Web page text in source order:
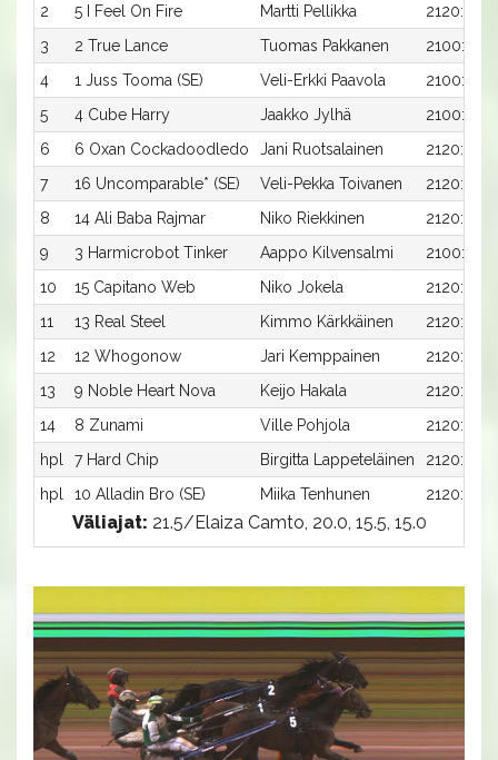
2
5 I Feel On Fire Martti Pellikka
2120:1
3
2 True Lance Tuomas Pakkanen
2100:2
4
1 Juss Tooma (SE) Veli-Erkki Paavola
2100:1
5
4 Cube Harry Jaakko Jylhä
2100:4
6
6 Oxan Cockadoodledo Jani Ruotsalainen
2120:2
7
16 Uncomparable* (SE) Veli-Pekka Toivanen
2120:12
8
14 Ali Baba Rajmar Niko Riekkinen
2120:10
9
3 Harmicrobot Tinker Aappo Kilvensalmi
2100:3
10
15 Capitano Web Niko Jokela
2120:11
11
13 Real Steel Kimmo Kärkkäinen
2120:9
12
12 Whogonow Jari Kemppainen
2120:8
13
9 Noble Heart Nova Keijo Hakala
2120:5
14
8 Zunami Ville Pohjola
2120:4
hpl
7 Hard Chip Birgitta Lappeteläinen
2120:3
hpl
10 Alladin Bro (SE) Miika Tenhunen 2120:6
Väliajat: 21.5/Elaiza Camto, 20.0, 15.5, 15.0